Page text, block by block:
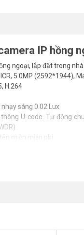
IP hồng
ngoại, lắp đặt trong nhà.
5.0MP (2592*1944),
H.264
sáng 0.02 Lux
U-code. Tự động
miền miễn phí